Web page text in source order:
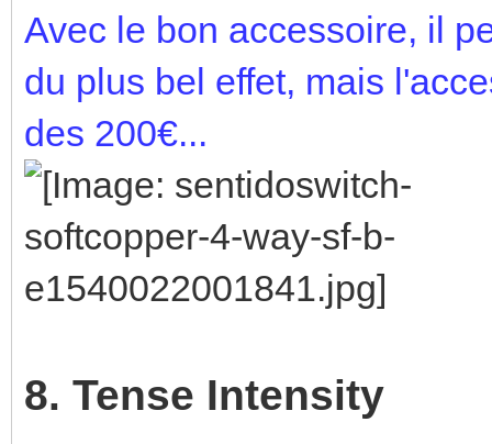
Avec le bon accessoire, il
du plus bel effet, mais
des 200€...
8. Tense Intensity